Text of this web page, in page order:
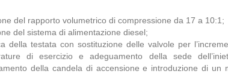
del rapporto volumetrico di compressione da 17 a 10:1;
del sistema di alimentazione diesel;
della testata con sostituzione delle valvole per
di esercizio e adeguamento della sede
della candela di accensione e introduzione di un